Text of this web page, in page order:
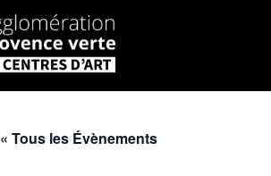
« Tous les Évènements